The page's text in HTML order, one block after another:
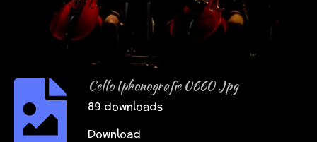
Cello Iphonografie 0660 Jpg
89 downloads
Download